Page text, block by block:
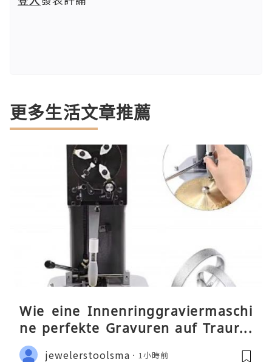
更多生活文章推薦
Wie eine Innenringgraviermaschi
ne perfekte Gravuren auf Traurin
gen ermöglicht
jewelerstoolsma 1小時前